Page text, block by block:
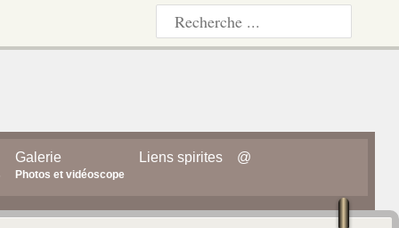
Galerie
Photos et vidéoscope
Liens spirites @